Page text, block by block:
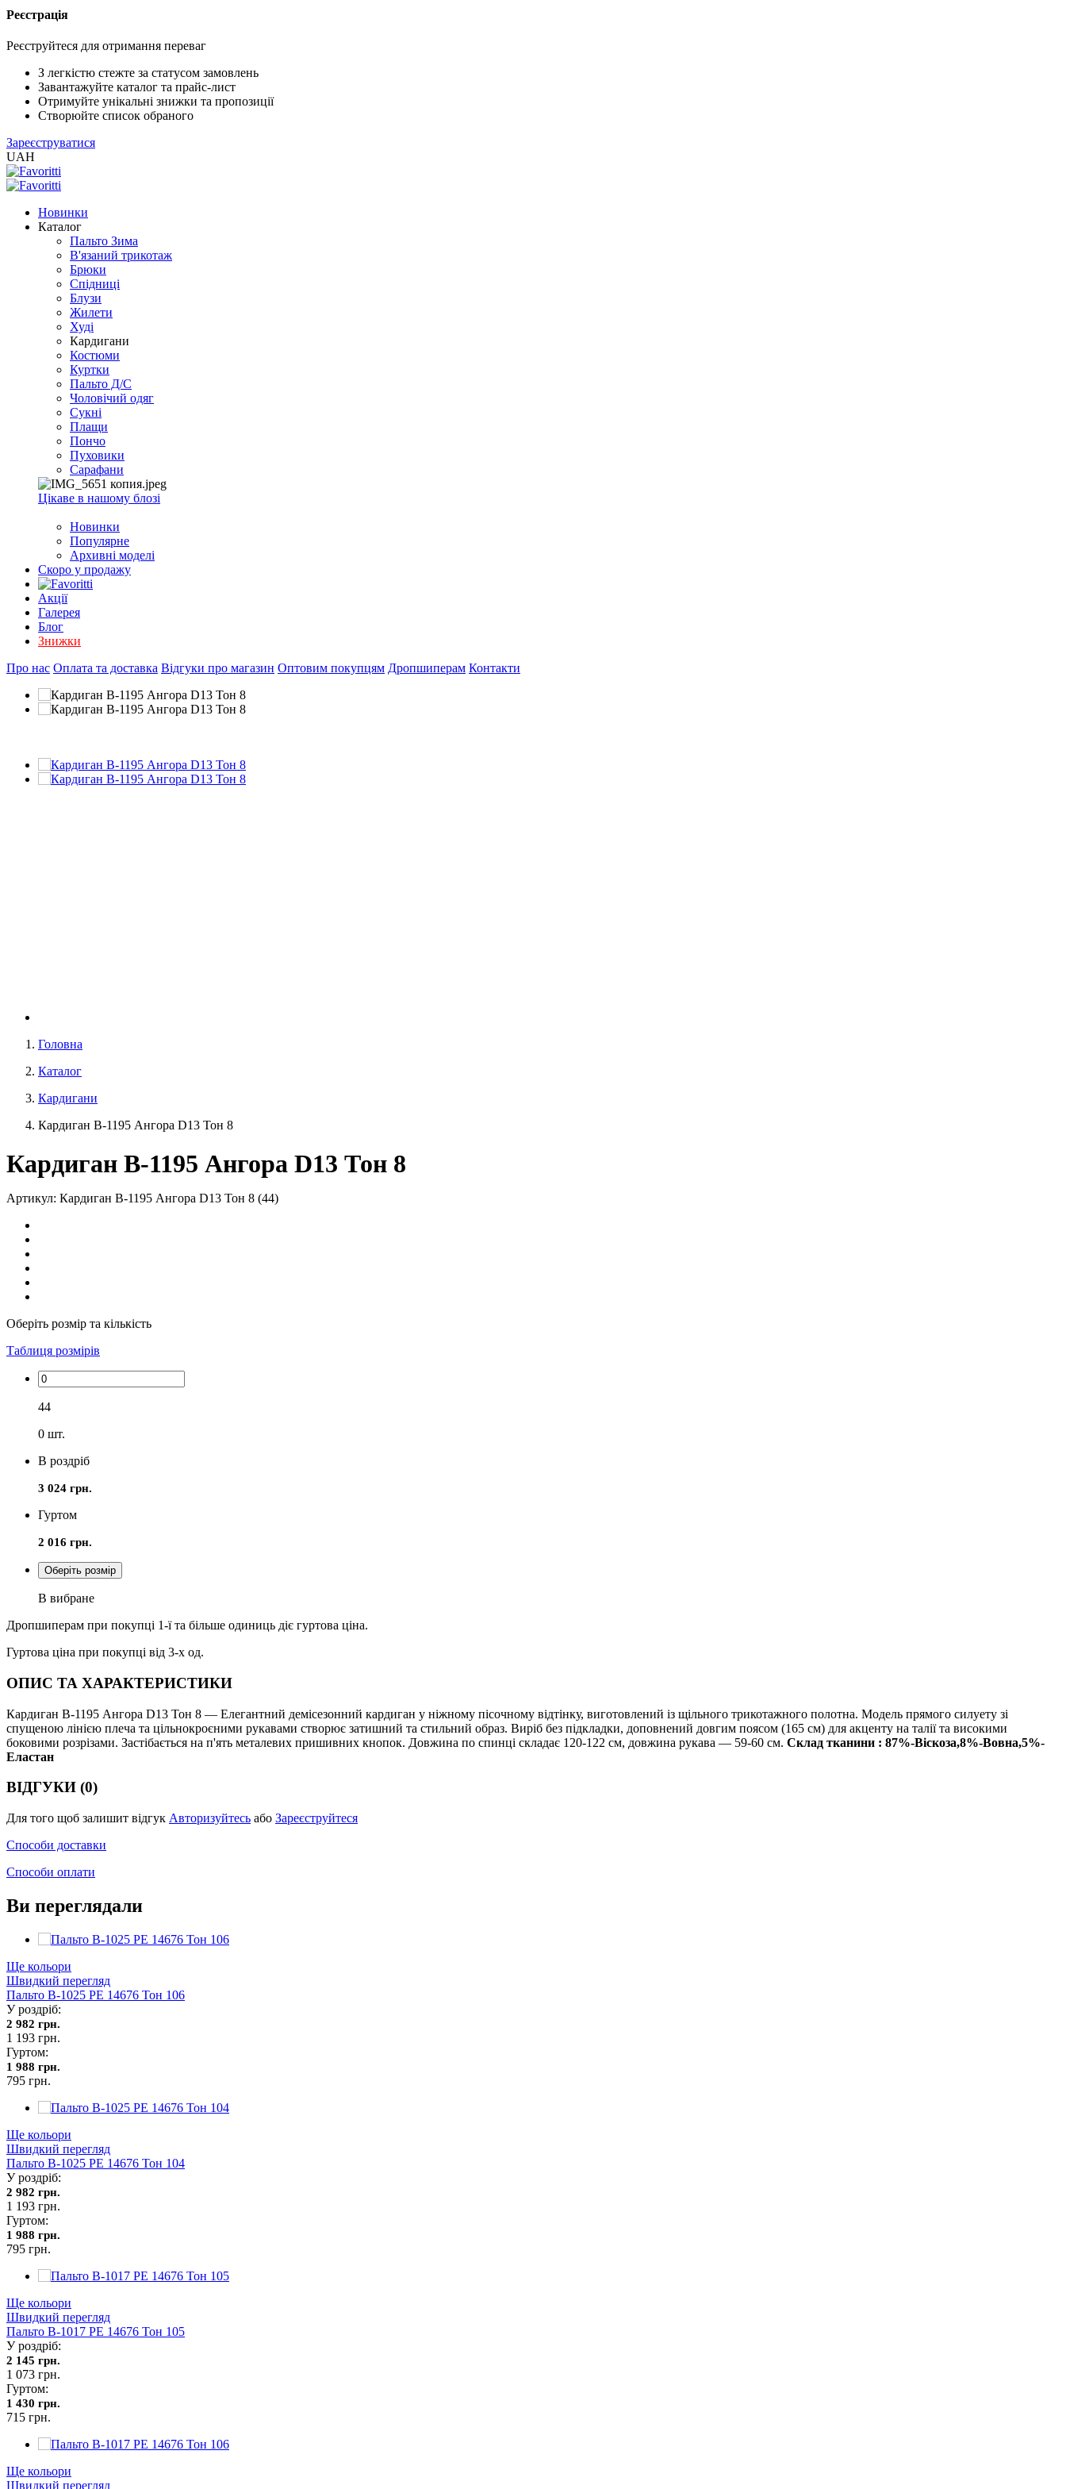
Реєстрація
Реєструйтеся для отримання переваг
З легкістю стежте за статусом замовлень
Завантажуйте каталог та прайс-лист
Отримуйте унікальні знижки та пропозиції
Створюйте список обраного
Зареєструватися
UAH
Новинки
Каталог
Пальто Зима
В'язаний трикотаж
Брюки
Спідниці
Блузи
Жилети
Худі
Кардигани
Костюми
Куртки
Пальто Д/С
Чоловічий одяг
Сукні
Плащи
Пончо
Пуховики
Сарафани
Цікаве в нашому блозі
Новинки
Популярне
Архивні моделі
Скоро у продажу
Акції
Галерея
Блог
Знижки
Про нас Оплата та доставка Відгуки про магазин Оптовим покупцям Дропшиперам Контакти
Головна
Каталог
Кардигани
Кардиган В-1195 Ангора D13 Тон 8
Кардиган В-1195 Ангора D13 Тон 8
Артикул: Кардиган В-1195 Ангора D13 Тон 8 (44)
Оберіть розмір та кількість
Таблиця розмірів
44
0 шт.
В роздріб
3 024 грн.
Гуртом
2 016 грн.
Оберіть розмір
В вибране
Дропшиперам при покупці 1-ї та більше одиниць діє гуртова ціна.
Гуртова ціна при покупці від 3-х од.
ОПИС ТА ХАРАКТЕРИСТИКИ
Кардиган В-1195 Ангора D13 Тон 8 — Елегантний демісезонний кардиган у ніжному пісочному відтінку, виготовлений із щільного трикотажного полотна. Модель прямого силуету зі
спущеною лінією плеча та цільнокроєними рукавами створює затишний та стильний образ. Виріб без підкладки, доповнений довгим поясом (165 см) для акценту на талії та високими
боковими розрізами. Застібається на п'ять металевих пришивних кнопок. Довжина по спинці складає 120-122 см, довжина рукава — 59-60 см. Склад тканини : 87%-Віскоза,8%-Вовна,5%-
Еластан
ВІДГУКИ (0)
Для того щоб залишит відгук Авторизуйтесь або Зареєструйтеся
Способи доставки
Способи оплати
Ви переглядали
Ще кольори
Швидкий перегляд
Пальто В-1025 PE 14676 Тон 106
У роздріб:
2 982 грн.
1 193 грн.
Гуртом:
1 988 грн.
795 грн.
Ще кольори
Швидкий перегляд
Пальто В-1025 PE 14676 Тон 104
У роздріб:
2 982 грн.
1 193 грн.
Гуртом:
1 988 грн.
795 грн.
Ще кольори
Швидкий перегляд
Пальто В-1017 PE 14676 Тон 105
У роздріб:
2 145 грн.
1 073 грн.
Гуртом:
1 430 грн.
715 грн.
Ще кольори
Швидкий перегляд
/
2005
(Розн.)
/
EXCEL
2005
(Опт)
XLSX